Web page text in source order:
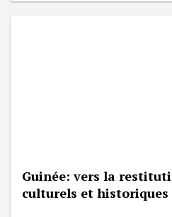
Guinée: vers la
culturels et historiques